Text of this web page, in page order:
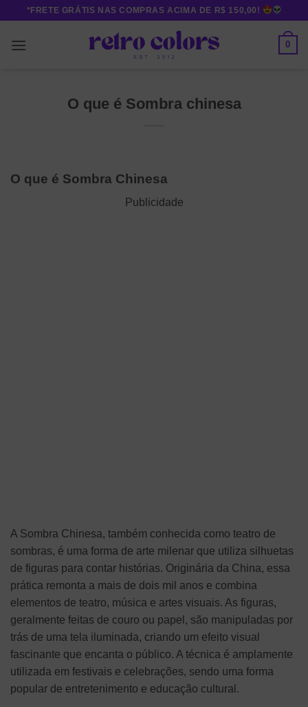
content
*FRETE GRÁTIS NAS COMPRAS ACIMA DE R$ 150,00!
0
O que é Sombra chinesa
O que é Sombra Chinesa
Publicidade
A Sombra Chinesa, também conhecida como teatro de
sombras, é uma forma de arte milenar que utiliza silhuetas
de figuras para contar histórias. Originária da China, essa
prática remonta a mais de dois mil anos e combina
elementos de teatro, música e artes visuais. As figuras,
geralmente feitas de couro ou papel, são manipuladas por
trás de uma tela iluminada, criando um efeito visual
fascinante que encanta o público. A técnica é amplamente
utilizada em festivais e celebrações, sendo uma forma
popular de entretenimento e educação cultural.